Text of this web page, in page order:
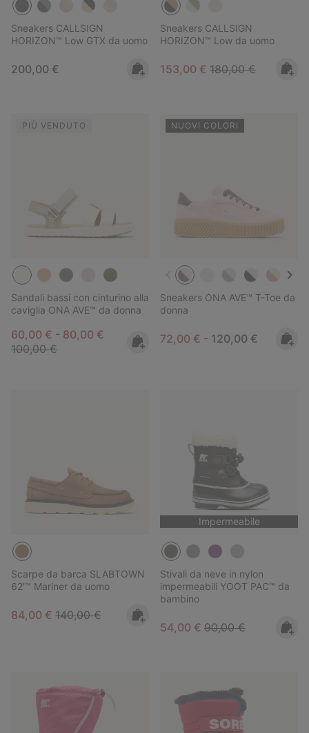
Sneakers CALLSIGN
HORIZON™ Low GTX da uomo
Regular price:
200,00 €
Sneakers CALLSIGN
HORIZON™ Low da uomo
Sale price:
153,00 € Regular price:
180,00 €
PIÙ VENDUTO
Sandali bassi con cinturino alla
caviglia ONA AVE™ da donna
Minimum sale price:
60,00 € - Maximum sale price:
80,00 € Regular price:
100,00 €
NUOVI COLORI
Sneakers ONA AVE™ T-Toe da
donna
Minimum sale price:
72,00 € - Maximum price:
120,00 €
Scarpe da barca SLABTOWN
62'™ Mariner da uomo
Sale price:
84,00 € Regular price:
140,00 €
Impermeabile
Stivali da neve in nylon
impermeabili YOOT PAC™ da
bambino
Sale price:
54,00 € Regular price:
90,00 €